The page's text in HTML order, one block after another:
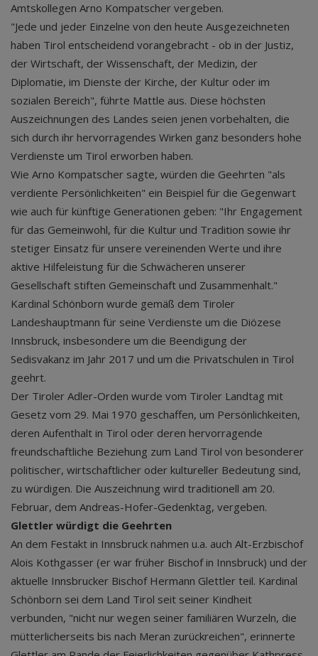
Amtskollegen Arno Kompatscher vergeben.
"Jede und jeder Einzelne von den heute Ausgezeichneten
haben Tirol entscheidend vorangebracht - ob in der Justiz,
der Wirtschaft, der Wissenschaft, der Medizin, der
Diplomatie, im Dienste der Kirche, der Kultur oder im
sozialen Bereich", führte Mattle aus. Diese höchsten
Auszeichnungen des Landes seien jenen vorbehalten, die
sich durch ihr hervorragendes Wirken ganz besonders hohe
Verdienste um Tirol erworben haben.
Wie Arno Kompatscher sagte, würden die Geehrten "als
verdiente Persönlichkeiten" ein Beispiel für die Gegenwart
wie auch für künftige Generationen geben: "Ihr Engagement
für das Gemeinwohl, für die Kultur und Tradition sowie ihr
stetiger Einsatz für unsere vereinenden Werte und ihre
aktive Hilfeleistung für die Schwächeren unserer
Gesellschaft stiften Gemeinschaft und Zusammenhalt."
Kardinal Schönborn wurde gemäß dem Tiroler
Landeshauptmann für seine Verdienste um die Diözese
Innsbruck, insbesondere um die Beendigung der
Sedisvakanz im Jahr 2017 und um die Privatschulen in Tirol
geehrt.
Der Tiroler Adler-Orden wurde vom Tiroler Landtag mit
Gesetz vom 29. Mai 1970 geschaffen, um Persönlichkeiten,
deren Aufenthalt in Tirol oder deren hervorragende
freundschaftliche Beziehung zum Land Tirol von besonderer
politischer, wirtschaftlicher oder kultureller Bedeutung sind,
zu würdigen. Die Auszeichnung wird traditionell am 20.
Februar, dem Andreas-Hofer-Gedenktag, vergeben.
Glettler würdigt die Geehrten
An dem Festakt in Innsbruck nahmen u.a. auch Alt-Erzbischof
Alois Kothgasser (er war früher Bischof in Innsbruck) und der
aktuelle Innsbrucker Bischof Hermann Glettler teil. Kardinal
Schönborn sei dem Land Tirol seit seiner Kindheit
verbunden, "nicht nur wegen seiner familiären Wurzeln, die
mütterlicherseits bis nach Meran zurückreichen", erinnerte